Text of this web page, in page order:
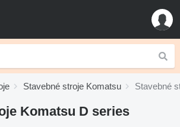
Stavebné stroje Komatsu Stavebné
Komatsu D series